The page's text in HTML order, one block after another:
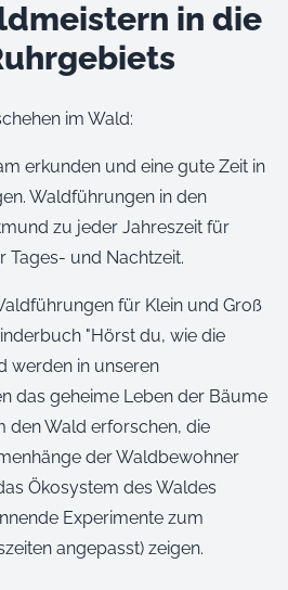
in die
im Wald:
erkunden und eine gute Zeit in
Waldführungen in den
zu jeder Jahreszeit für
Tages- und Nachtzeit.
für Klein und Groß
"Hörst du, wie die
werden in unseren
das geheime Leben der Bäume
den Wald erforschen, die
der Waldbewohner
Ökosystem des Waldes
Experimente zum
angepasst) zeigen.